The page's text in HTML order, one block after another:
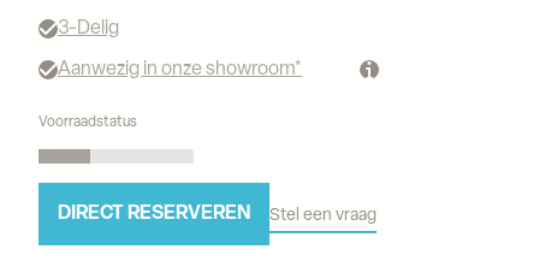
3-Delig
Aanwezig in onze showroom*
Voorraadstatus
DIRECT RESERVEREN Stel een vraag